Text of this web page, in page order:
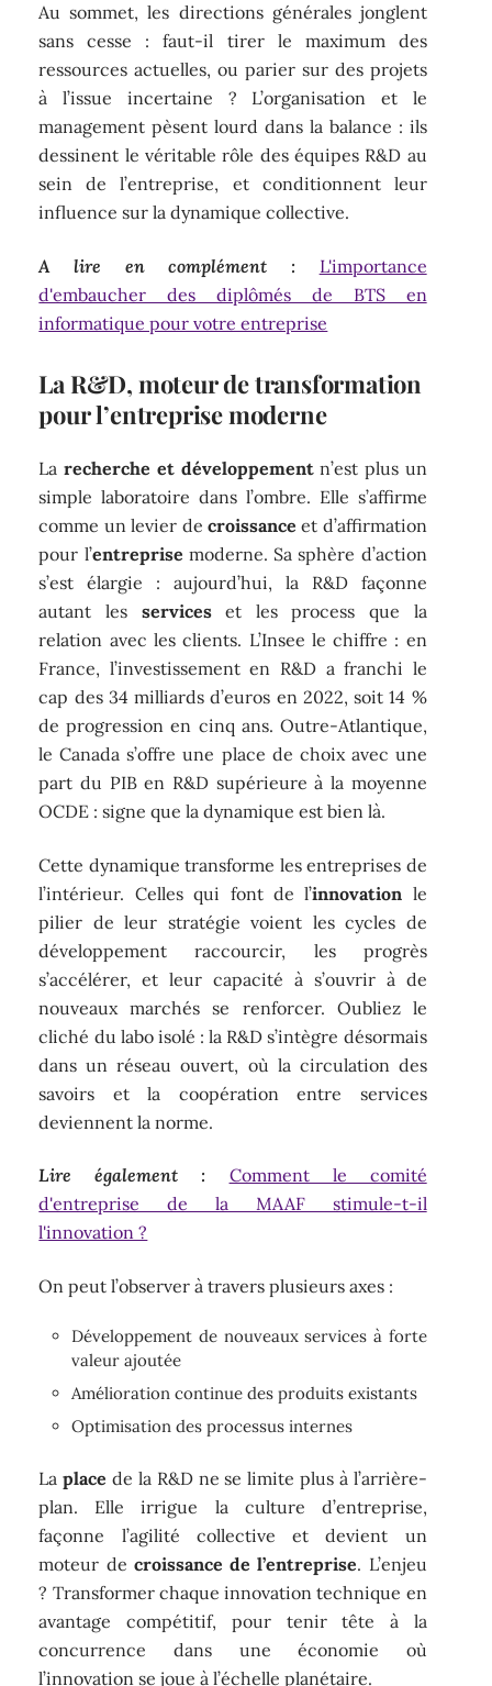
Au sommet, les directions générales jonglent
sans cesse : faut-il tirer le maximum des
ressources actuelles, ou parier sur des projets
à l’issue incertaine ? L’organisation et le
management pèsent lourd dans la balance : ils
dessinent le véritable rôle des équipes R&D au
sein de l’entreprise, et conditionnent leur
influence sur la dynamique collective.
A lire en complément :
L'importance
d'embaucher des diplômés de BTS en
informatique pour votre entreprise
La R&D, moteur de transformation
pour l’entreprise moderne
Larecherche et développementn’est plus un
simple laboratoire dans l’ombre. Elle s’affirme
comme un levier de croissance et d’affirmation
pour l’entreprise moderne. Sa sphère d’action
s’est élargie : aujourd’hui, la R&D façonne
autant les serviceset les process que la
relation avec les clients. L’Insee le chiffre : en
France, l’investissement en R&D a franchi le
cap des 34 milliards d’euros en 2022, soit 14 %
de progression en cinq ans. Outre-Atlantique,
le Canada s’offre une place de choix avec une
part du PIB en R&D supérieure à la moyenne
OCDE : signe que la dynamique est bien là.
Cette dynamique transforme les entreprises de
l’intérieur. Celles qui font de l’innovation le
pilier de leur stratégie voient les cycles de
développement raccourcir, les progrès
s’accélérer, et leur capacité à s’ouvrir à de
nouveaux marchés se renforcer. Oubliez le
cliché du labo isolé : la R&D s’intègre désormais
dans un réseau ouvert, où la circulation des
savoirs et la coopération entre services
deviennent la norme.
Lire également :
Comment le comité
d'entreprise de la MAAF stimule-t-il
l'innovation ?
On peut l’observer à travers plusieurs axes :
Développement de nouveaux services à forte
valeur ajoutée
Amélioration continue des produits existants
Optimisation des processus internes
Laplace de la R&D ne se limite plus à l’arrière-
plan. Elle irrigue la culture d’entreprise,
façonne l’agilité collective et devient un
moteur de croissance de l’entreprise. L’enjeu
? Transformer chaque innovation technique en
avantage compétitif, pour tenir tête à la
concurrence dans une économie où
l’innovation se joue à l’échelle planétaire.